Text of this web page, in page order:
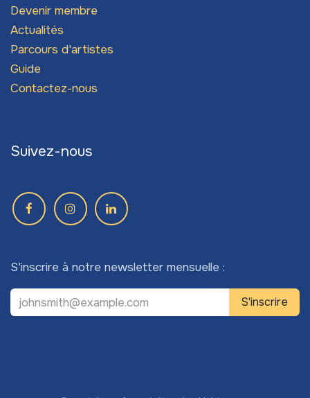
Devenir membre
Actualités
Parcours d'artistes
Guide
Contactez-nous
Suivez-nous
S'inscrire à notre newsletter mensuelle :
S'inscrire